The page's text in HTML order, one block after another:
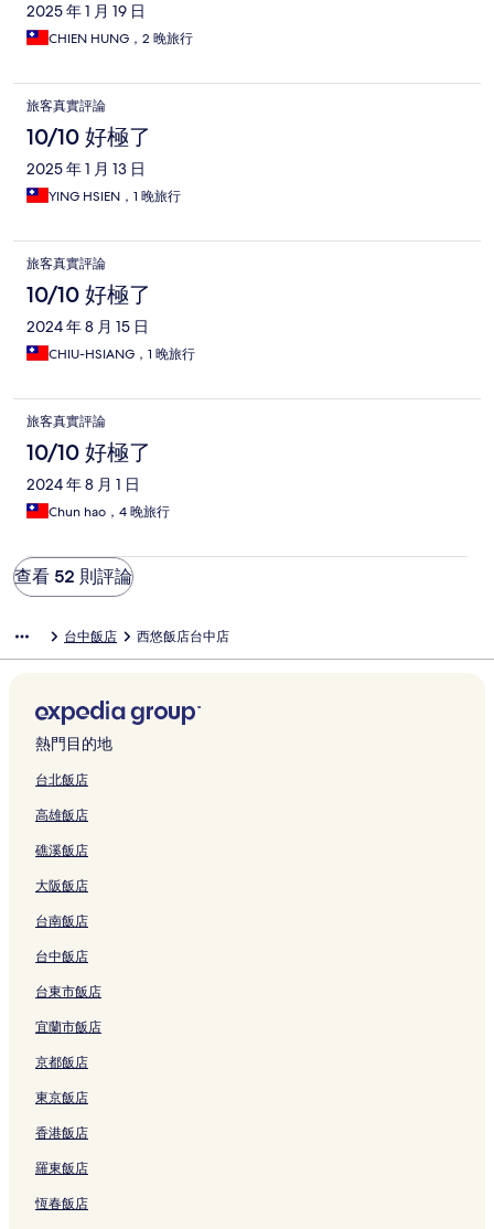
2025 年 1 月 19 日
CHIEN HUNG，2 晚旅行
旅客真實評論
10/10 好極了
2025 年 1 月 13 日
YING HSIEN，1 晚旅行
旅客真實評論
10/10 好極了
2024 年 8 月 15 日
CHIU-HSIANG，1 晚旅行
旅客真實評論
10/10 好極了
2024 年 8 月 1 日
Chun hao，4 晚旅行
查看 52 則評論
台中飯店 西悠飯店台中店
熱門目的地
台北飯店
高雄飯店
礁溪飯店
大阪飯店
台南飯店
台中飯店
台東市飯店
宜蘭市飯店
京都飯店
東京飯店
香港飯店
羅東飯店
恆春飯店